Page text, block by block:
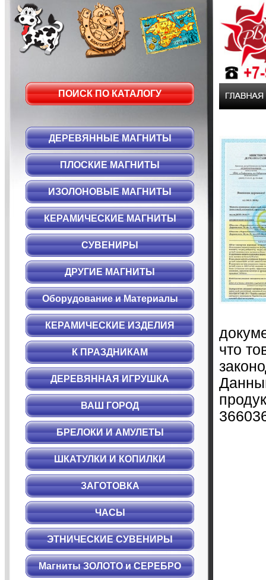
ПОИСК ПО КАТАЛОГУ
ДЕРЕВЯННЫЕ МАГНИТЫ
ПЛОСКИЕ МАГНИТЫ
ИЗОЛОНОВЫЕ МАГНИТЫ
КЕРАМИЧЕСКИЕ МАГНИТЫ
СУВЕНИРЫ
ДРУГИЕ МАГНИТЫ
Оборудование и Материалы
КЕРАМИЧЕСКИЕ ИЗДЕЛИЯ
К ПРАЗДНИКАМ
ДЕРЕВЯННАЯ ИГРУШКА
ВАШ ГОРОД
БРЕЛОКИ И АМУЛЕТЫ
ШКАТУЛКИ И КОПИЛКИ
ЗАГОТОВКА
ЧАСЫ
ЭТНИЧЕСКИЕ СУВЕНИРЫ
Магниты ЗОЛОТО и СЕРЕБРО
что